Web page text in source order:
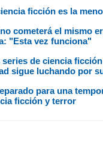
ficción es la
cometerá el mismo
"Esta vez funciona"
series de ciencia
sigue luchando por
para una
ficción y terror